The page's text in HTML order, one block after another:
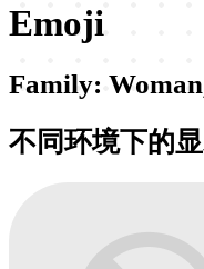
Emoji
Family:
不同环境下的